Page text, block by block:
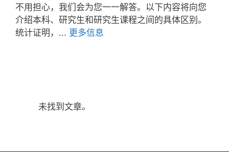
不用担心，我们会为您一一解答。以下内容将向您
介绍本科、研究生和研究生课程之间的具体区别。
统计证明，... 更多信息
未找到文章。